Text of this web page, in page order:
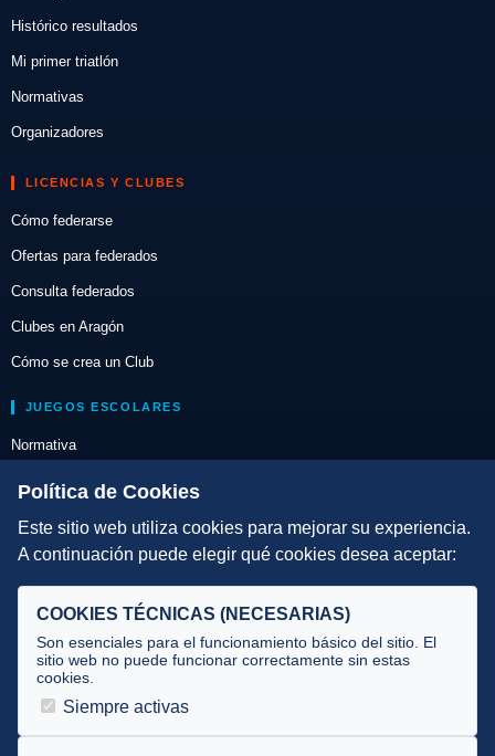
Histórico resultados
Mi primer triatlón
Normativas
Organizadores
LICENCIAS Y CLUBES
Cómo federarse
Ofertas para federados
Consulta federados
Clubes en Aragón
Cómo se crea un Club
JUEGOS ESCOLARES
Normativa
Escuelas de Triatlón
DIRECCIÓN TÉCNICA
Selecciones
Tecnificación
JUECES Y OFICIALES
Política de Cookies
Este sitio web utiliza cookies para mejorar su experiencia.
A continuación puede elegir qué cookies desea aceptar:
COOKIES TÉCNICAS (NECESARIAS)
Son esenciales para el funcionamiento básico del sitio. El
sitio web no puede funcionar correctamente sin estas
cookies.
Siempre activas